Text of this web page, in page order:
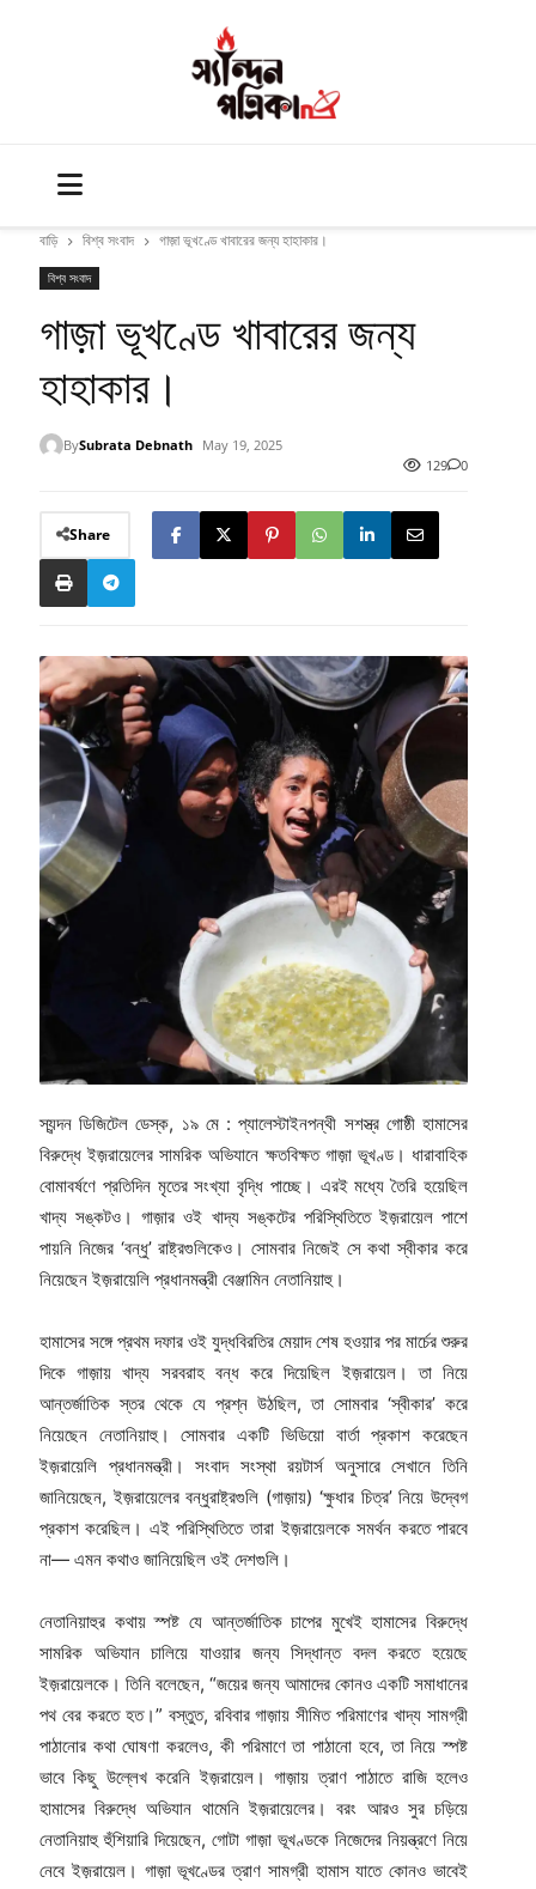
বাড়ি বিশ্ব সংবাদ গাজ়া ভূখণ্ডে খাবারের জন্য হাহাকার।
বিশ্ব সংবাদ
গাজ়া ভূখণ্ডে খাবারের জন্য
হাহাকার।
BySubrata Debnath
May 19, 2025
129
0
Share
স্যন্দন ডিজিটেল ডেস্ক, ১৯ মে : প্যালেস্টাইনপন্থী সশস্ত্র গোষ্ঠী হামাসের
বিরুদ্ধে ইজ়রায়েলের সামরিক অভিযানে ক্ষতবিক্ষত গাজ়া ভূখণ্ড। ধারাবাহিক
বোমাবর্ষণে প্রতিদিন মৃতের সংখ্যা বৃদ্ধি পাচ্ছে। এরই মধ্যে তৈরি হয়েছিল
খাদ্য সঙ্কটও। গাজ়ার ওই খাদ্য সঙ্কটের পরিস্থিতিতে ইজ়রায়েল পাশে
পায়নি নিজের ‘বন্ধু’ রাষ্ট্রগুলিকেও। সোমবার নিজেই সে কথা স্বীকার করে
নিয়েছেন ইজ়রায়েলি প্রধানমন্ত্রী বেঞ্জামিন নেতানিয়াহু।
হামাসের সঙ্গে প্রথম দফার ওই যুদ্ধবিরতির মেয়াদ শেষ হওয়ার পর মার্চের শুরুর
দিকে গাজ়ায় খাদ্য সরবরাহ বন্ধ করে দিয়েছিল ইজ়রায়েল। তা নিয়ে
আন্তর্জাতিক স্তর থেকে যে প্রশ্ন উঠছিল, তা সোমবার ‘স্বীকার’ করে
নিয়েছেন নেতানিয়াহু। সোমবার একটি ভিডিয়ো বার্তা প্রকাশ করেছেন
ইজ়রায়েলি প্রধানমন্ত্রী। সংবাদ সংস্থা রয়টার্স অনুসারে সেখানে তিনি
জানিয়েছেন, ইজ়রায়েলের বন্ধুরাষ্ট্রগুলি (গাজ়ায়) ‘ক্ষুধার চিত্র’ নিয়ে উদ্বেগ
প্রকাশ করেছিল। এই পরিস্থিতিতে তারা ইজ়রায়েলকে সমর্থন করতে পারবে
না— এমন কথাও জানিয়েছিল ওই দেশগুলি।
নেতানিয়াহুর কথায় স্পষ্ট যে আন্তর্জাতিক চাপের মুখেই হামাসের বিরুদ্ধে
সামরিক অভিযান চালিয়ে যাওয়ার জন্য সিদ্ধান্ত বদল করতে হয়েছে
ইজ়রায়েলকে। তিনি বলেছেন, “জয়ের জন্য আমাদের কোনও একটি সমাধানের
পথ বের করতে হত।” বস্তুত, রবিবার গাজ়ায় সীমিত পরিমাণের খাদ্য সামগ্রী
পাঠানোর কথা ঘোষণা করলেও, কী পরিমাণে তা পাঠানো হবে, তা নিয়ে স্পষ্ট
ভাবে কিছু উল্লেখ করেনি ইজ়রায়েল। গাজ়ায় ত্রাণ পাঠাতে রাজি হলেও
হামাসের বিরুদ্ধে অভিযান থামেনি ইজ়রায়েলের। বরং আরও সুর চড়িয়ে
নেতানিয়াহু হুঁশিয়ারি দিয়েছেন, গোটা গাজ়া ভূখণ্ডকে নিজেদের নিয়ন্ত্রণে নিয়ে
নেবে ইজ়রায়েল। গাজ়া ভূখণ্ডের ত্রাণ সামগ্রী হামাস যাতে কোনও ভাবেই